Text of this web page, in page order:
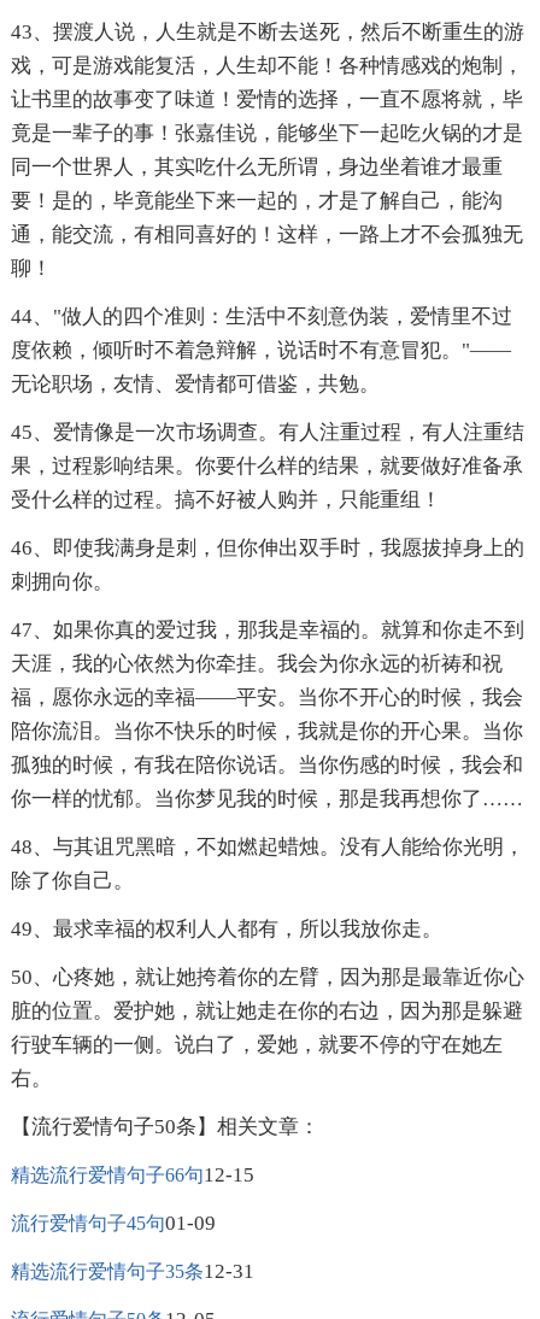
43、摆渡人说，人生就是不断去送死，然后不断重生的游
戏，可是游戏能复活，人生却不能！各种情感戏的炮制，
让书里的故事变了味道！爱情的选择，一直不愿将就，毕
竟是一辈子的事！张嘉佳说，能够坐下一起吃火锅的才是
同一个世界人，其实吃什么无所谓，身边坐着谁才最重
要！是的，毕竟能坐下来一起的，才是了解自己，能沟
通，能交流，有相同喜好的！这样，一路上才不会孤独无
聊！
44、"做人的四个准则：生活中不刻意伪装，爱情里不过
度依赖，倾听时不着急辩解，说话时不有意冒犯。"——
无论职场，友情、爱情都可借鉴，共勉。
45、爱情像是一次市场调查。有人注重过程，有人注重结
果，过程影响结果。你要什么样的结果，就要做好准备承
受什么样的过程。搞不好被人购并，只能重组！
46、即使我满身是刺，但你伸出双手时，我愿拔掉身上的
刺拥向你。
47、如果你真的爱过我，那我是幸福的。就算和你走不到
天涯，我的心依然为你牵挂。我会为你永远的祈祷和祝
福，愿你永远的幸福——平安。当你不开心的时候，我会
陪你流泪。当你不快乐的时候，我就是你的开心果。当你
孤独的时候，有我在陪你说话。当你伤感的时候，我会和
你一样的忧郁。当你梦见我的时候，那是我再想你了……
48、与其诅咒黑暗，不如燃起蜡烛。没有人能给你光明，
除了你自己。
49、最求幸福的权利人人都有，所以我放你走。
50、心疼她，就让她挎着你的左臂，因为那是最靠近你心
脏的位置。爱护她，就让她走在你的右边，因为那是躲避
行驶车辆的一侧。说白了，爱她，就要不停的守在她左
右。
【流行爱情句子50条】相关文章：
精选流行爱情句子66句12-15
流行爱情句子45句01-09
精选流行爱情句子35条12-31